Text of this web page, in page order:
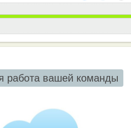
работа вашей команды